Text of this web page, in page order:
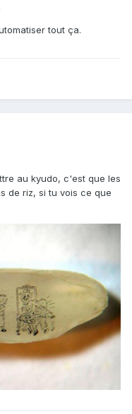
tout ça.
au kyudo, c'est que les
de riz, si tu vois ce que